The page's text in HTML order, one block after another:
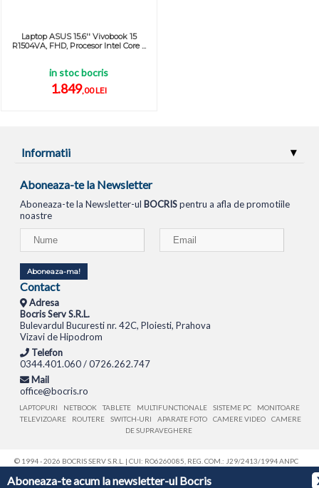
Aboneaza-te acum la newsletter-ul Bocris
Laptop ASUS 15.6'' Vivobook 15
R1504VA, FHD, Procesor Intel Core ...
in stoc bocris
1.849,00 LEI
Informatii
Aboneaza-te la Newsletter
Aboneaza-te la Newsletter-ul BOCRISpentru a afla de promotiile
noastre
Aboneaza-ma!
Contact
Adresa
Bocris Serv S.R.L.
Bulevardul Bucuresti nr. 42C, Ploiesti, Prahova
Vizavi de Hipodrom
Telefon
0344.401.060 / 0726.262.747
Mail
office@bocris.ro
LAPTOPURI NETBOOK TABLETE MULTIFUNCTIONALE SISTEME PC
MONITOARE
TELEVIZOARE
ROUTERE SWITCH-URI APARATE FOTO CAMERE VIDEO
CAMERE
DE SUPRAVEGHERE
© 1994 - 2026 BOCRIS SERV S.R.L. | CUI: RO6260085, REG. COM.: J29/2413/1994ANPC